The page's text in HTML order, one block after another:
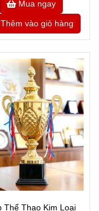
Mua ngay
Thêm vào giỏ hàng
Thể Thao Kim Loại